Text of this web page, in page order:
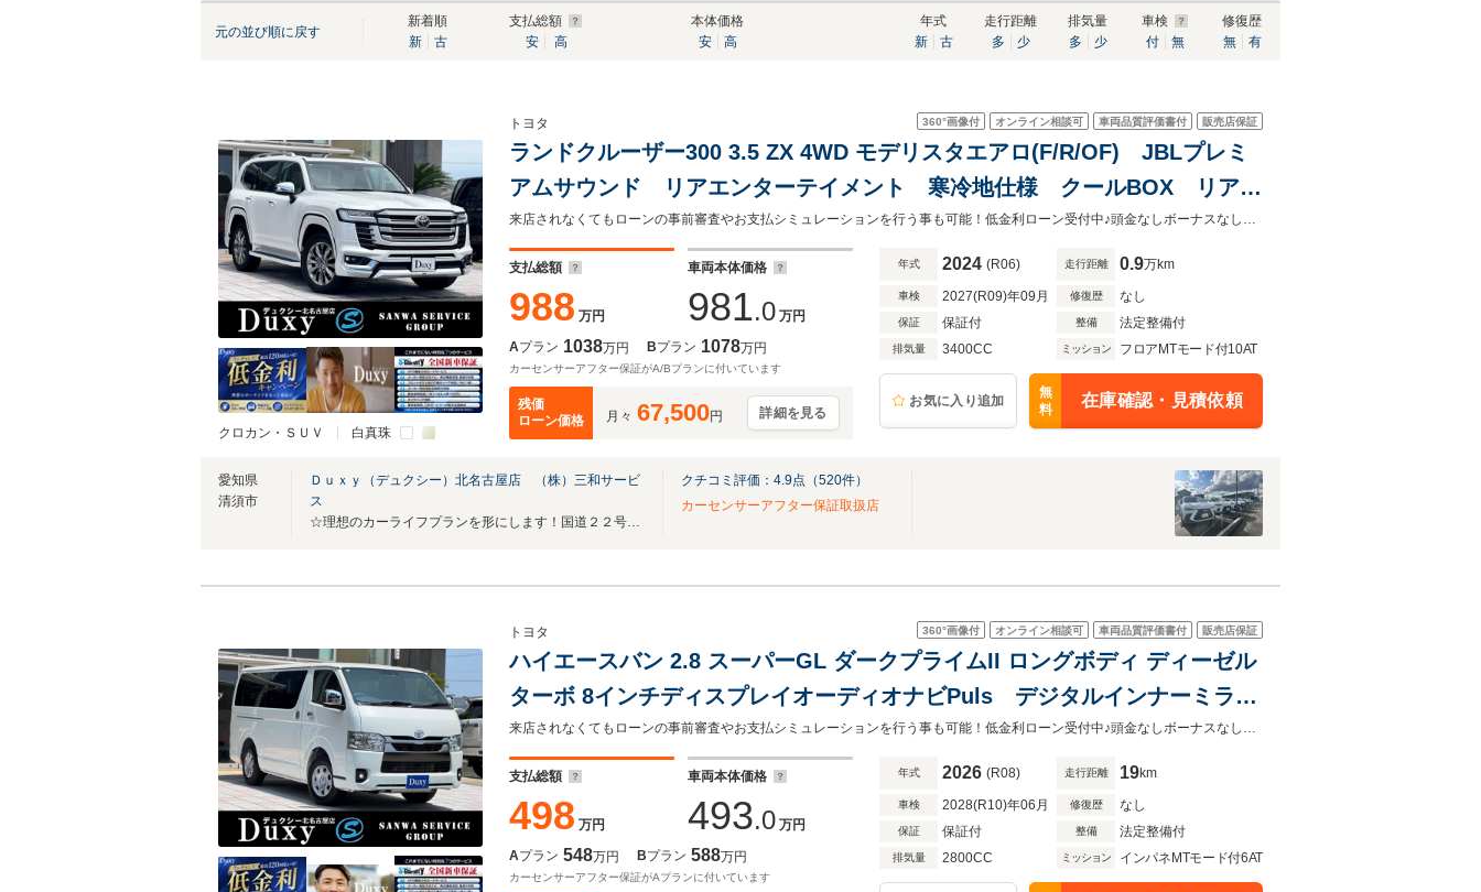
元の並び順に戻す
新着順
新
古
支払総額
安
高
本体価格
安
高
年式
新
古
走行距離
多
少
排気量
多
少
車検
付
無
修復歴
無
有
クロカン・ＳＵＶ 白真珠
360°画像付 オンライン相談可 車両品質評価書付 販売店保証
トヨタ
ランドクルーザー300 3.5 ZX 4WD モデリスタエアロ(F/R/OF) JBLプレミ
アムサウンド リアエンターテイメント 寒冷地仕様 クールBOX リア電
動デフロック トノカバー ルーフレール 20インチAW ベージュレザ
ー パノラミックビューモニター
来店されなくてもローンの事前審査やお支払シミュレーションを行う事も可能！低金利ローン受付中♪頭金なしボーナスなしOK！最長120回支払までご利用可能
支払総額
988 万円
車両本体価格
981.0 万円
Aプラン 1038万円 Bプラン 1078万円
カーセンサーアフター保証がA/Bプランに付いています
残価
ローン価格
月々 67,500円 詳細を見る
年式 2024 (R06) 走行距離 0.9万km
車検 2027(R09)年09月 修復歴 なし
保証 保証付 整備 法定整備付
排気量 3400CC ミッション フロアMTモード付10AT
お気に入り追加
無
料
在庫確認・見積依頼
愛知県
清須市
Ｄｕｘｙ（デュクシー）北名古屋店 （株）三和サービ
ス
☆理想のカーライフプランを形にします！国道２２号線沿い！MOZO近く♪♪
クチコミ評価： 4.9点（520件）
カーセンサーアフター保証取扱店
360°画像付 オンライン相談可 車両品質評価書付 販売店保証
トヨタ
ハイエースバン 2.8 スーパーGL ダークプライムII ロングボディ ディーゼル
ターボ 8インチディスプレイオーディオナビPuls デジタルインナーミラ
ー 純正15インチAW 両側パワースライドドア パノラミックビューモニ
ター HDMI入力端子 ETC トヨタセーフティーセンス LEDヘッド/フォ
グライト
来店されなくてもローンの事前審査やお支払シミュレーションを行う事も可能！低金利ローン受付中♪頭金なしボーナスなしOK！最長120回支払までご利用可能
支払総額
498 万円
車両本体価格
493.0 万円
Aプラン 548万円 Bプラン 588万円
カーセンサーアフター保証がAプランに付いています
年式 2026 (R08) 走行距離 19km
車検 2028(R10)年06月 修復歴 なし
保証 保証付 整備 法定整備付
排気量 2800CC ミッション インパネMTモード付6AT